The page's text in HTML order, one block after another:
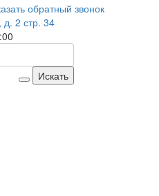
обратный звонок
д. 2 стр. 34
Искать